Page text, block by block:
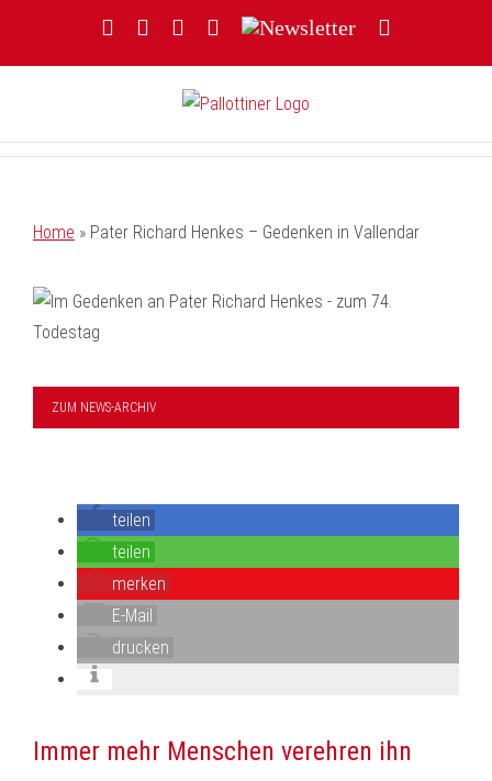
FacebookYouTubeInstagram
Threads
Newsletter
Home » Pater Richard Henkes – Gedenken in Vallendar
ZUM NEWS-ARCHIV
teilen
teilen
merken
E-Mail
drucken
Immer mehr Menschen verehren ihn